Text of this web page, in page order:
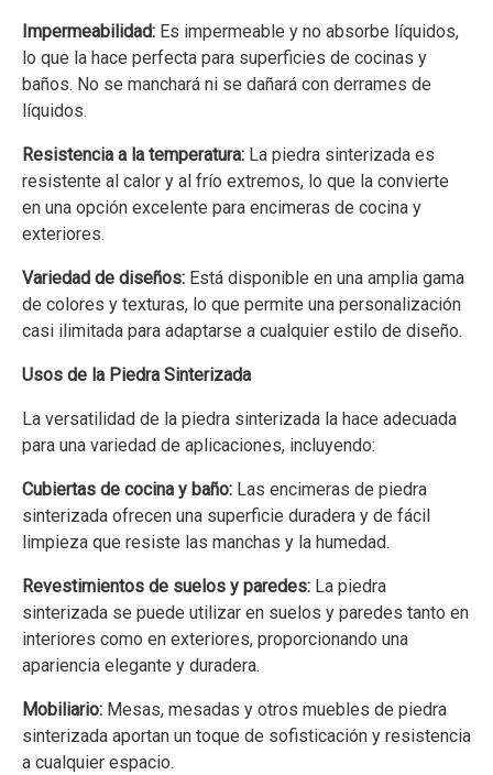
Impermeabilidad: Es impermeable y no absorbe líquidos,
lo que la hace perfecta para superficies de cocinas y
baños. No se manchará ni se dañará con derrames de
líquidos.
Resistencia a la temperatura: La piedra sinterizada es
resistente al calor y al frío extremos, lo que la convierte
en una opción excelente para encimeras de cocina y
exteriores.
Variedad de diseños: Está disponible en una amplia gama
de colores y texturas, lo que permite una personalización
casi ilimitada para adaptarse a cualquier estilo de diseño.
Usos de la Piedra Sinterizada
La versatilidad de la piedra sinterizada la hace adecuada
para una variedad de aplicaciones, incluyendo:
Cubiertas de cocina y baño: Las encimeras de piedra
sinterizada ofrecen una superficie duradera y de fácil
limpieza que resiste las manchas y la humedad.
Revestimientos de suelos y paredes: La piedra
sinterizada se puede utilizar en suelos y paredes tanto en
interiores como en exteriores, proporcionando una
apariencia elegante y duradera.
Mobiliario: Mesas, mesadas y otros muebles de piedra
sinterizada aportan un toque de sofisticación y resistencia
a cualquier espacio.